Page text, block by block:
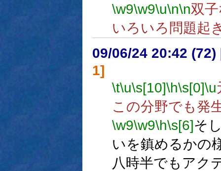
\w9\w9\u\n\n双
いろいろ問題起
09/06/24 20:42 (72)
1]
\t\u\s[10]\h\s[0]\u
この分野でも発
\w9\w9\h\s[6]そ
いを鎮めるかの
八時半でもアク